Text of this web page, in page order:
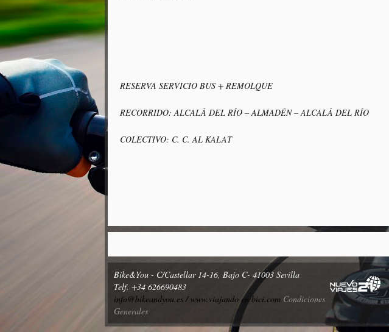
RESERVA SERVICIO BUS + REMOLQUE
RECORRIDO: ALCALÁ DEL RÍO – ALMADÉN – ALCALÁ DEL RÍO
COLECTIVO: C. C. AL KALAT
Bike&You - C/Castellar 14-16, Bajo C- 41003 Sevilla
Telf. +34 626690483
info@bikeandyou.es / www.viajando en bici.com Condiciones
Generales